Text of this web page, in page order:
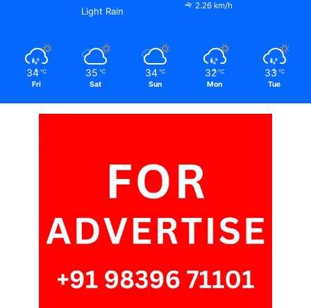
Light Rain
2.26 km/h
34 ℃
Fri
35 ℃
Sat
34 ℃
Sun
32 ℃
Mon
33 ℃
Tue